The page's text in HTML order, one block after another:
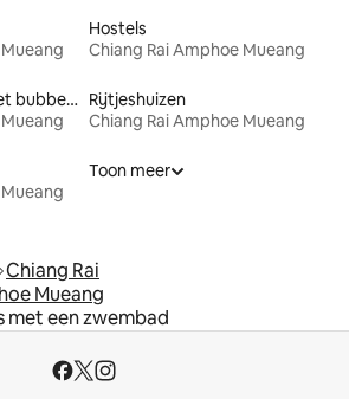
Hostels
Chiang Rai Amphoe Mueang
Accommodaties met bubbelbad Rijtjeshuizen
Chiang Rai Amphoe Mueang
Toon meer
Chiang Rai
Mueang
een zwembad